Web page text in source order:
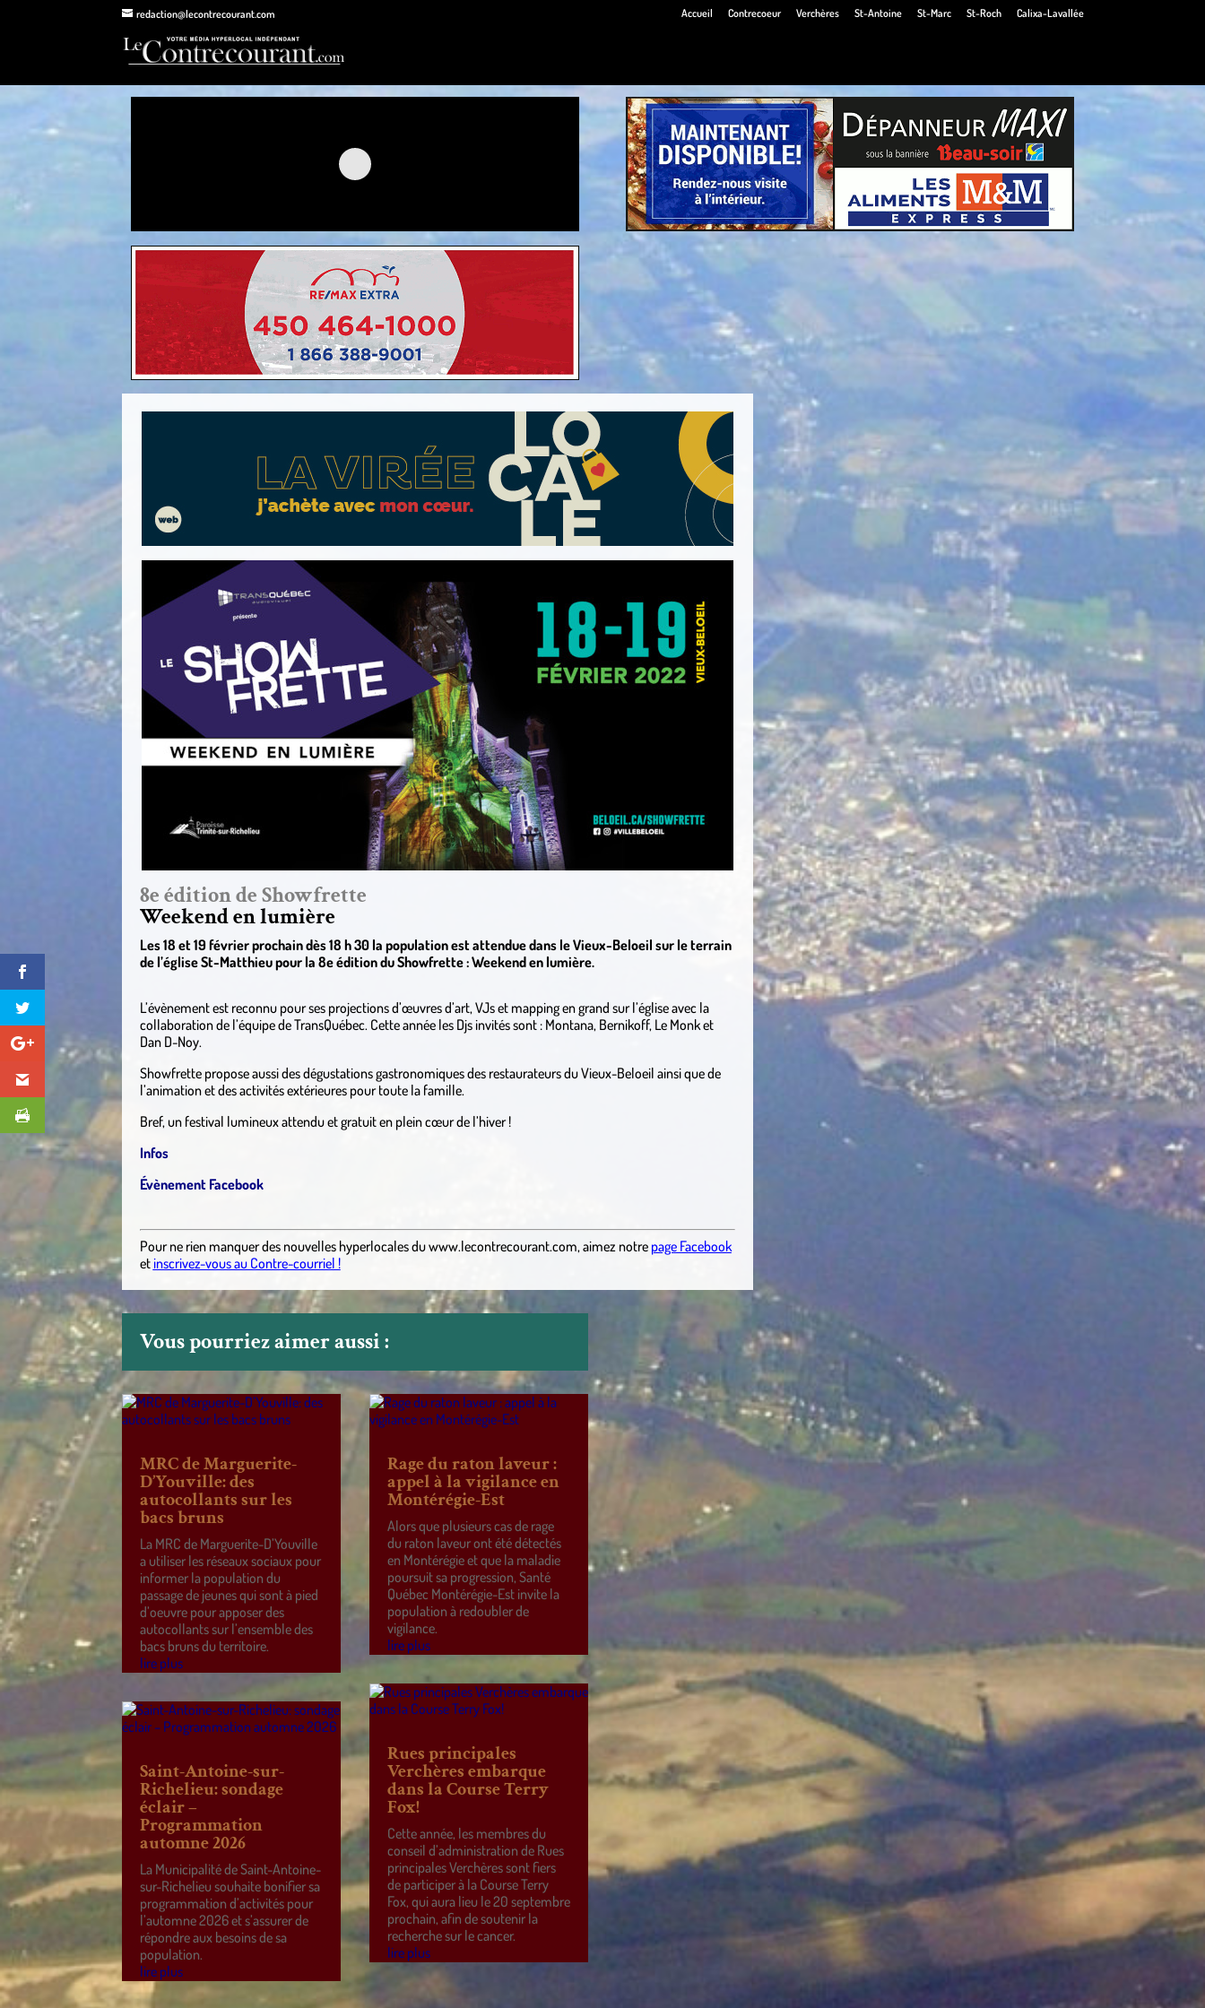
redaction@lecontrecourant.com Accueil Contrecoeur Verchères St-Antoine St-Marc St-Roch Calixa-Lavallée
8e édition de Showfrette
Weekend en lumière
Les 18 et 19 février prochain dès 18 h 30 la population est attendue dans le Vieux-Beloeil sur le terrain
de l’église St-Matthieu pour la 8e édition du Showfrette : Weekend en lumière.
L’évènement est reconnu pour ses projections d’œuvres d’art, VJs et mapping en grand sur l’église avec la
collaboration de l’équipe de TransQuébec. Cette année les Djs invités sont : Montana, Bernikoff, Le Monk et
Dan D-Noy.
Showfrette propose aussi des dégustations gastronomiques des restaurateurs du Vieux-Beloeil ainsi que de
l’animation et des activités extérieures pour toute la famille.
Bref, un festival lumineux attendu et gratuit en plein cœur de l’hiver !
Infos
Évènement Facebook
Pour ne rien manquer des nouvelles hyperlocalesduwww.lecontrecourant.com,aimez notre page Facebook
etinscrivez-vous au Contre-courriel !
Vous pourriez aimer aussi :
MRC de Marguerite-
D’Youville: des
autocollants sur les
bacs bruns
La MRC de Marguerite-D’Youville
a utiliser les réseaux sociaux pour
informer la population du
passage de jeunes qui sont à pied
d’oeuvre pour apposer des
autocollants sur l’ensemble des
bacs bruns du territoire.
lire plus
Saint-Antoine-sur-
Richelieu: sondage
éclair –
Programmation
automne 2026
La Municipalité de Saint-Antoine-
sur-Richelieu souhaite bonifier sa
programmation d’activités pour
l’automne 2026 et s’assurer de
répondre aux besoins de sa
population.
lire plus
Rage du raton laveur :
appel à la vigilance en
Montérégie-Est
Alors que plusieurs cas de rage
du raton laveur ont été détectés
en Montérégie et que la maladie
poursuit sa progression, Santé
Québec Montérégie-Est invite la
population à redoubler de
vigilance.
lire plus
Rues principales
Verchères embarque
dans la Course Terry
Fox!
Cette année, les membres du
conseil d’administration de Rues
principales Verchères sont fiers
de participer à la Course Terry
Fox, qui aura lieu le 20 septembre
prochain, afin de soutenir la
recherche sur le cancer.
lire plus